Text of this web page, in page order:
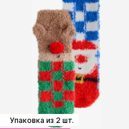
Упаковка из 2 шт.